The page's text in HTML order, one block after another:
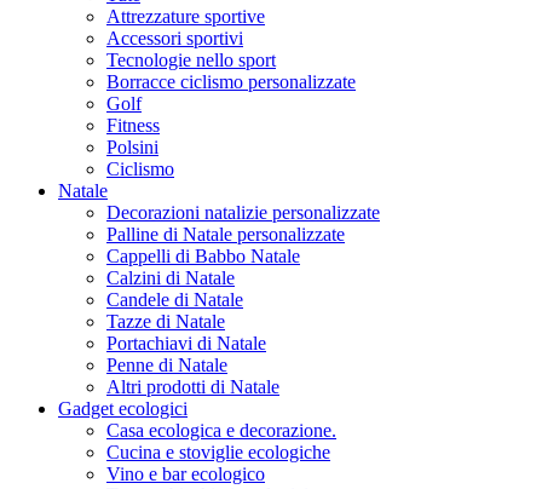
Attrezzature sportive
Accessori sportivi
Tecnologie nello sport
Borracce ciclismo personalizzate
Golf
Fitness
Polsini
Ciclismo
Natale
Decorazioni natalizie personalizzate
Palline di Natale personalizzate
Cappelli di Babbo Natale
Calzini di Natale
Candele di Natale
Tazze di Natale
Portachiavi di Natale
Penne di Natale
Altri prodotti di Natale
Gadget ecologici
Casa ecologica e decorazione.
Cucina e stoviglie ecologiche
Vino e bar ecologico